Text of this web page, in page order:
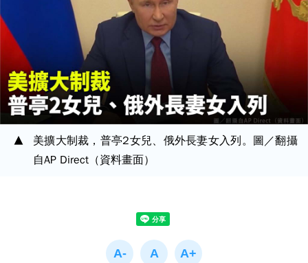
美擴大制裁，普亭2女兒、俄外長妻女入列。圖／翻攝
自AP Direct（資料畫面）